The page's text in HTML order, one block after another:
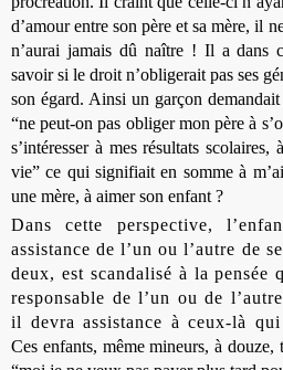
d’amour entre son père et sa mère, il
n’aurai jamais dû naître ! Il a dans
savoir si le droit n’obligerait pas ses
son égard. Ainsi un garçon
“ne peut-on pas obliger mon père à
s’intéresser à mes résultats
vie” ce qui signifiait en somme à
une mère, à aimer son enfant ?
Dans cette perspective,
assistance de l’un ou l’autre de
deux, est scandalisé à la
responsable de l’un ou de
il devra assistance à ceux-là
Ces enfants, même mineurs, à douze,